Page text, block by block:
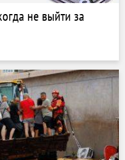
не выйти за